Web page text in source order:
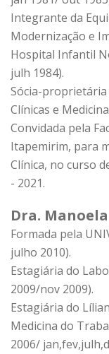
Integrante da
Modernização e
Hospital Infantil
julh 1984).
Sócia-
Clínicas e
Convidada pela
Itapemirim, para
Clínica, no curso
- 2021.
Dra.
Formada pela
julho 2010).
Estagiária do
2009/nov 2009).
Estagiária do
Medicina do
2006/